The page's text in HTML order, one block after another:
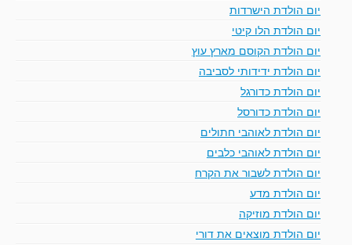
יום הולדת הישרדות
יום הולדת הלו קיטי
יום הולדת הקוסם מארץ עוץ
יום הולדת ידידותי לסביבה
יום הולדת כדורגל
יום הולדת כדורסל
יום הולדת לאוהבי חתולים
יום הולדת לאוהבי כלבים
יום הולדת לשבור את הקרח
יום הולדת מדע
יום הולדת מוזיקה
יום הולדת מוצאים את דורי